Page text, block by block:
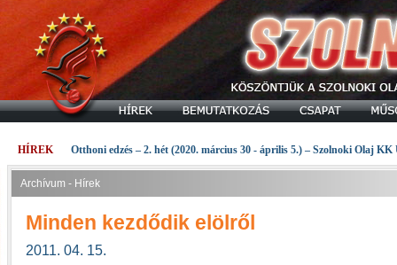
HÍREK Otthoni edzés – 2. hét (2020. március 30 - április 5.) – Szolnoki Olaj KK
Archívum - Hírek
Minden kezdődik elölről
2011. 04. 15.